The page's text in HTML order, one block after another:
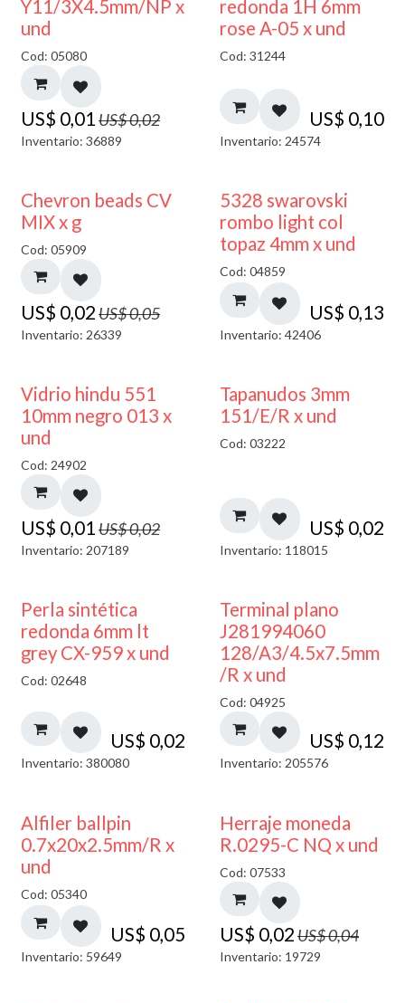
50% DESCUENTO
Y11/3X4.5mm/NP x
und
Cod: 05080
US$ 0,01 US$0,02
Inventario: 36889
redonda 1H 6mm
rose A-05 x und
Cod: 31244
US$ 0,10
Inventario: 24574
50% DESCUENTO
Chevron beads CV
MIX x g
Cod: 05909
US$ 0,02US$0,05
Inventario: 26339
5328 swarovski
rombo light col
topaz 4mm x und
Cod: 04859
US$ 0,13
Inventario: 42406
40% DESCUENTO
Vidrio hindu 551
10mm negro 013 x
und
Cod: 24902
US$ 0,01 US$0,02
Inventario: 207189
Tapanudos 3mm
151/E/R x und
Cod: 03222
US$ 0,02
Inventario: 118015
Perla sintética
redonda 6mm lt
grey CX-959 x und
Cod: 02648
US$ 0,02
Inventario: 380080
Terminal plano
J281994060
128/A3/4.5x7.5mm
/R x und
Cod: 04925
US$ 0,12
Inventario: 205576
Alfiler ballpin
0.7x20x2.5mm/R x
und
Cod: 05340
US$ 0,05
Inventario: 59649
50% DESCUENTO
Herraje moneda
R.0295-C NQ x und
Cod: 07533
US$ 0,02US$0,04
Inventario: 19729